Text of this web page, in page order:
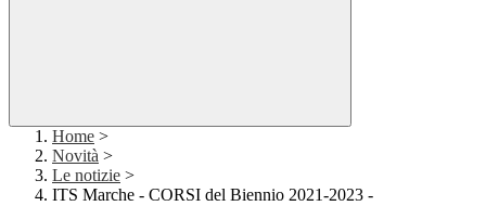
Home >
Novità >
Le notizie >
ITS Marche - CORSI del Biennio 2021-2023 -